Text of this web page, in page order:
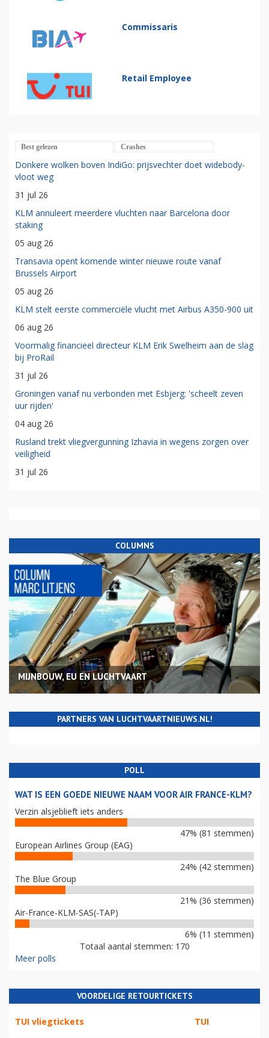
Commissaris
Retail Employee
Best gelezen Crashes
Donkere wolken boven IndiGo: prijsvechter doet widebody-
vloot weg
31 jul 26
KLM annuleert meerdere vluchten naar Barcelona door
staking
05 aug 26
Transavia opent komende winter nieuwe route vanaf
Brussels Airport
05 aug 26
KLM stelt eerste commerciële vlucht met Airbus A350-900 uit
06 aug 26
Voormalig financieel directeur KLM Erik Swelheim aan de slag
bij ProRail
31 jul 26
Groningen vanaf nu verbonden met Esbjerg: 'scheelt zeven
uur rijden'
04 aug 26
Rusland trekt vliegvergunning Izhavia in wegens zorgen over
veiligheid
31 jul 26
COLUMNS
MIJNBOUW, EU EN LUCHTVAART
PARTNERS VAN LUCHTVAARTNIEUWS.NL!
POLL
WAT IS EEN GOEDE NIEUWE NAAM VOOR AIR FRANCE-KLM?
Verzin alsjeblieft iets anders
47% (81 stemmen)
European Airlines Group (EAG)
24% (42 stemmen)
The Blue Group
21% (36 stemmen)
Air-France-KLM-SAS(-TAP)
6% (11 stemmen)
Totaal aantal stemmen: 170
Meer polls
VOORDELIGE RETOURTICKETS
TUI vliegtickets TUI